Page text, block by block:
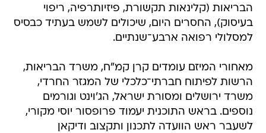
למסלולי רפואה ארבע־שנתיים.
מאחורי המיזם עומדים קרן קמ"ח, משרד הבריאות,
משרד ירושלים ומסורת ישראל, הג'וינט וגורמים
נוספים. בראש התוכנית יעמוד פרופסור יוסי מקורי,
לשעבר ראש הוועדה לתכנון ותקצוב ודיקאן
הפקולטה לרפואה באוניברסיטת תל אביב, שנחשב
לאחד מבכירי מערכת הבריאות והאקדמיה בישראל.